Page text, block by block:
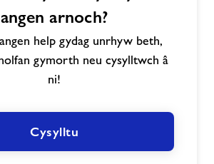
Leisure
angen arnoch?
help gydag unrhyw beth,
gymorth neu cysylltwch â
ni!
Cysylltu